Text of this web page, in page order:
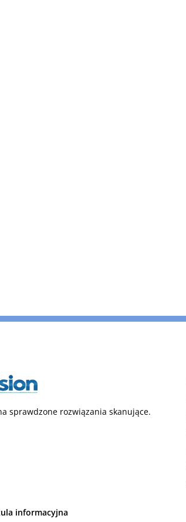
sprawdzone rozwiązania skanujące.
informacyjna